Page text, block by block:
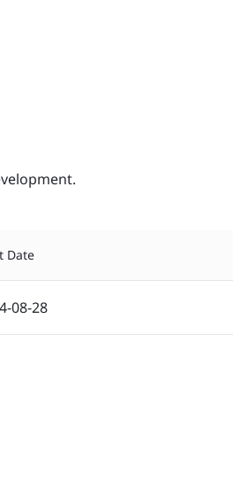
Date
08-28